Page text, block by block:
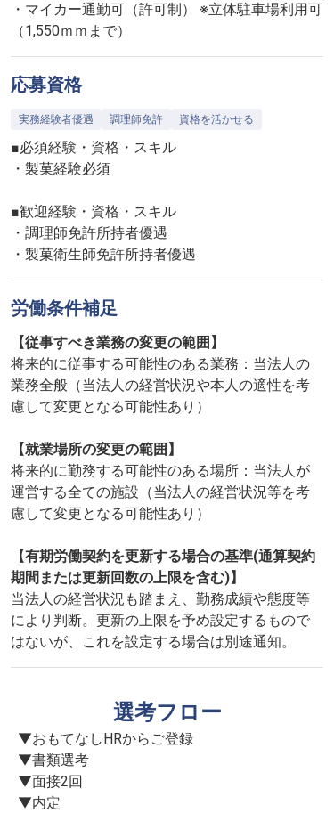
・マイカー通勤可（許可制） ※立体駐車場利用可
（1,550ｍｍまで）
応募資格
実務経験者優遇 調理師免許 資格を活かせる
■必須経験・資格・スキル
・製菓経験必須
■歓迎経験・資格・スキル
・調理師免許所持者優遇
・製菓衛生師免許所持者優遇
労働条件補足
【従事すべき業務の変更の範囲】
将来的に従事する可能性のある業務：当法人の
業務全般（当法人の経営状況や本人の適性を考
慮して変更となる可能性あり）
【就業場所の変更の範囲】
将来的に勤務する可能性のある場所：当法人が
運営する全ての施設（当法人の経営状況等を考
慮して変更となる可能性あり）
【有期労働契約を更新する場合の基準(通算契約
期間または更新回数の上限を含む)】
当法人の経営状況も踏まえ、勤務成績や態度等
により判断。更新の上限を予め設定するもので
はないが、これを設定する場合は別途通知。
選考フロー
▼おもてなしHRからご登録
▼書類選考
▼面接2回
▼内定